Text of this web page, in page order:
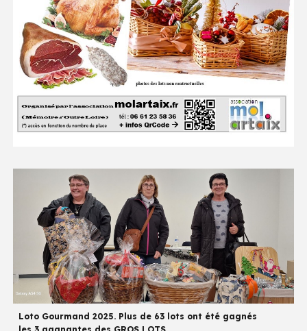
Loto Gourmand 2025. Plus de 63 lots ont été gagnés